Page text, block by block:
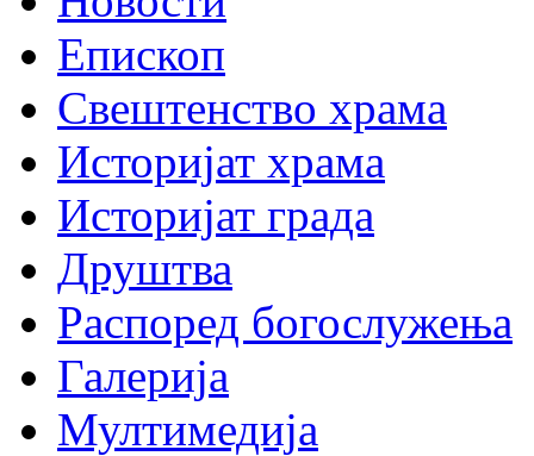
Епископ
Свештенство храма
Историјат храма
Историјат града
Друштва
Распоред богослужења
Галерија
Мултимедија